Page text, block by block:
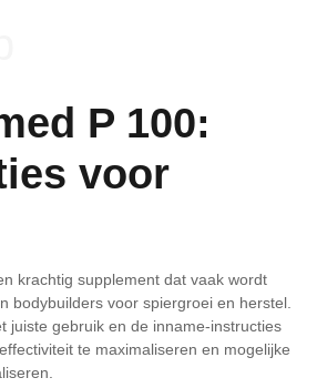
P 100:
voor
krachtig supplement dat vaak wordt
bodybuilders voor spiergroei en herstel.
juiste gebruik en de inname-instructies
te maximaliseren en mogelijke